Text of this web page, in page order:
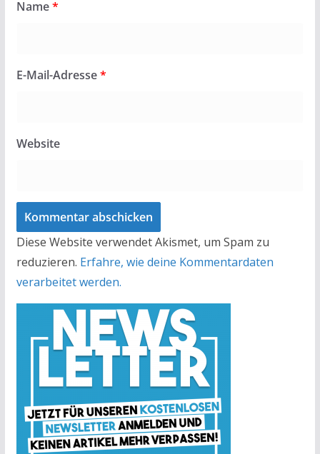
Name*
E-Mail-Adresse*
Website
Diese Website verwendet Akismet, um Spam zu
reduzieren. Erfahre, wie deine Kommentardaten
verarbeitet werden.